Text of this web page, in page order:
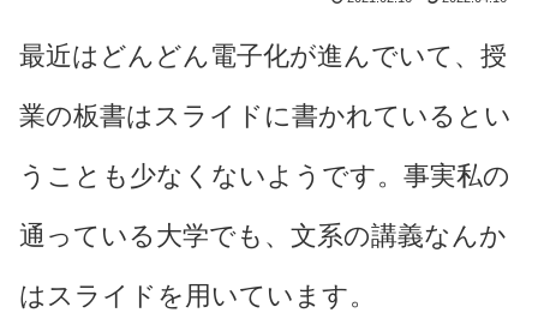
最近はどんどん電子化が進んでいて、授
業の板書はスライドに書かれているとい
うことも少なくないようです。事実私の
通っている大学でも、文系の講義なんか
はスライドを用いています。